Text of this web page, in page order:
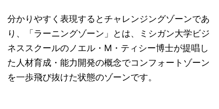
分かりやすく表現するとチャレンジングゾーンであ
り、「ラーニングゾーン」とは、ミシガン大学ビジ
ネススクールのノエル・M・ティシー博士が提唱し
た人材育成・能力開発の概念でコンフォートゾーン
を一歩飛び抜けた状態のゾーンです。